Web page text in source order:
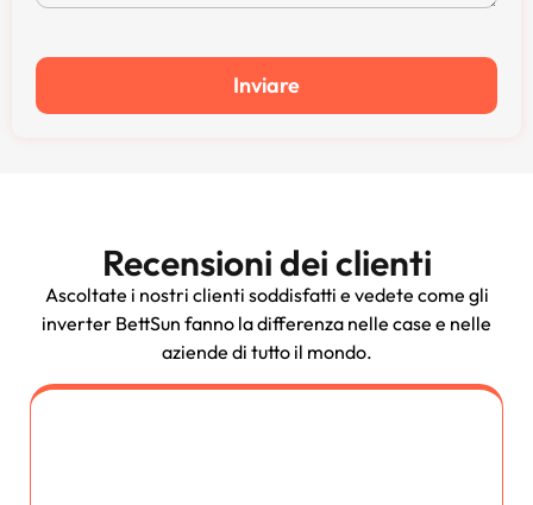
Inviare
Recensioni dei clienti
Ascoltate i nostri clienti soddisfatti e vedete come gli
inverter BettSun fanno la differenza nelle case e nelle
aziende di tutto il mondo.